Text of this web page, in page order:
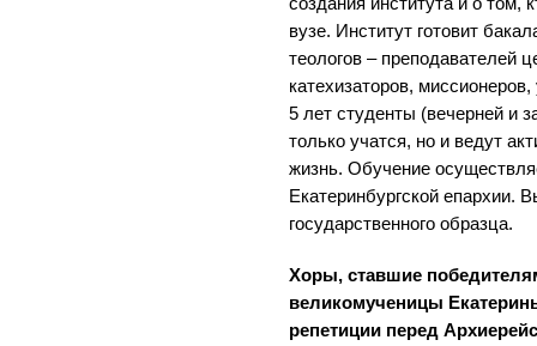
вузе. Институт готовит
теологов – преподавателей
катехизаторов,
5 лет студенты (вечерней и
только учатся, но и ведут
жизнь. Обучение
Екатеринбургской епархии.
государственного образца.
Хоры, ставшие
великомученицы
репетиции перед